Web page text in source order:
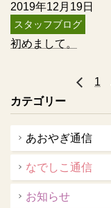
2019年12月19日
スタッフブログ
初めまして。
1
カテゴリー
あおやぎ通信
なでしこ通信
お知らせ